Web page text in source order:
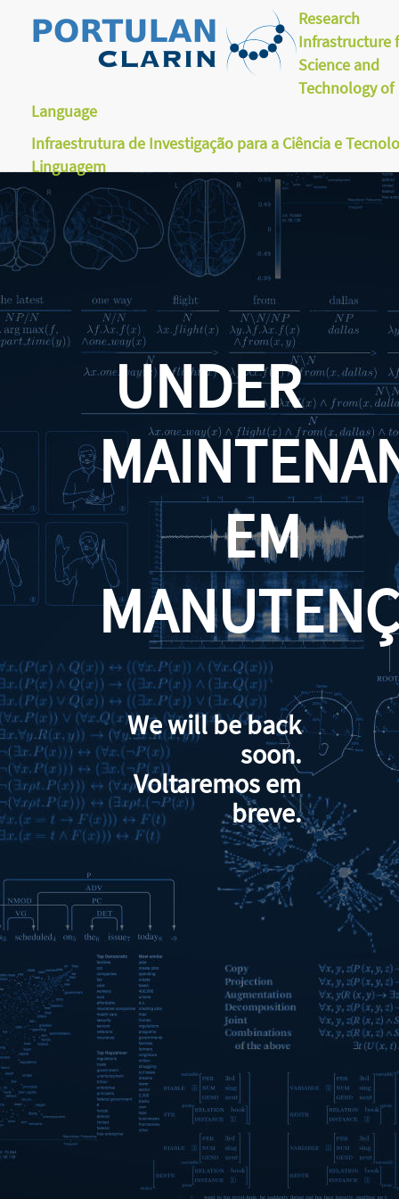
Research
Infrastructure
Science and
Technology of
Language
Infraestrutura de Investigação para a Ciência e
Linguagem
UNDER
EM
We will be back
soon.
Voltaremos em
breve.